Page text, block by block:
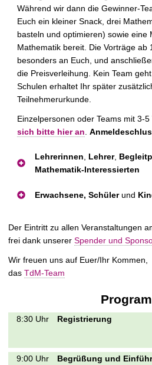
Während wir dann die Gewinner-
Euch ein kleiner Snack, drei
basteln und optimieren) sowie eine
Mathematik bereit. Die Vorträge ab
besonders an Euch, und
die Preisverleihung. Kein Team
Schulen erhaltet Ihr später
Teilnehmerurkunde.
Einzelpersonen oder Teams mit 3-5
sich bitte hier an
Lehrerinnen Lehrer,
Mathematik-Interessierten
Erwachsene, Schülerund
Der Eintritt zu allen Veranstaltungen
frei dank unserer Spender und
Wir freuen uns auf Euer/Ihr Kommen,
das TdM-Team
8:30 Uhr Registrierung
9:00 Uhr
Begrüßung und